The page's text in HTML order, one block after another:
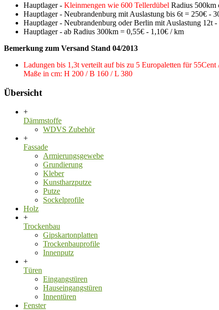
Hauptlager - Kleinmengen wie 600 Tellerdübel Radius 500km
Hauptlager - Neubrandenburg mit Auslastung bis 6t = 250€ -
Hauptlager - Neubrandenburg oder Berlin mit Auslastung 12t
Hauptlager - ab Radius 300km = 0,55€ - 1,10€ / km
Bemerkung zum Versand Stand 04/2013
Ladungen bis 1,3t verteilt auf bis zu 5 Europaletten für 55Cent
Maße in cm: H 200 / B 160 / L 380
Übersicht
+
Dämmstoffe
WDVS Zubehör
+
Fassade
Armierungsgewebe
Grundierung
Kleber
Kunstharzputze
Putze
Sockelprofile
Holz
+
Trockenbau
Gipskartonplatten
Trockenbauprofile
Innenputz
+
Türen
Eingangstüren
Hauseingangstüren
Innentüren
Fenster